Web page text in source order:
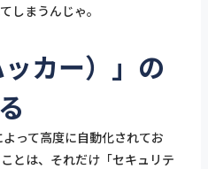
しまうんじゃ。
カー）」の
って高度に自動化されてお
とは、それだけ「セキュリテ